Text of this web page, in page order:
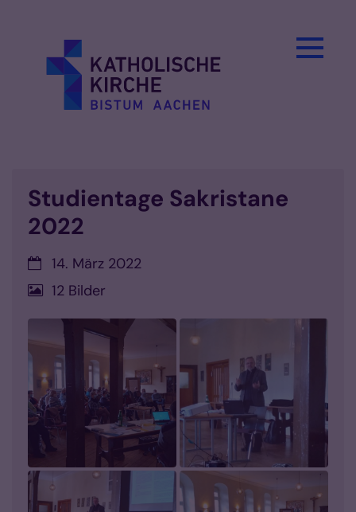
Studientage Sakristane
2022
Datum:14. März 2022
12 Bilder